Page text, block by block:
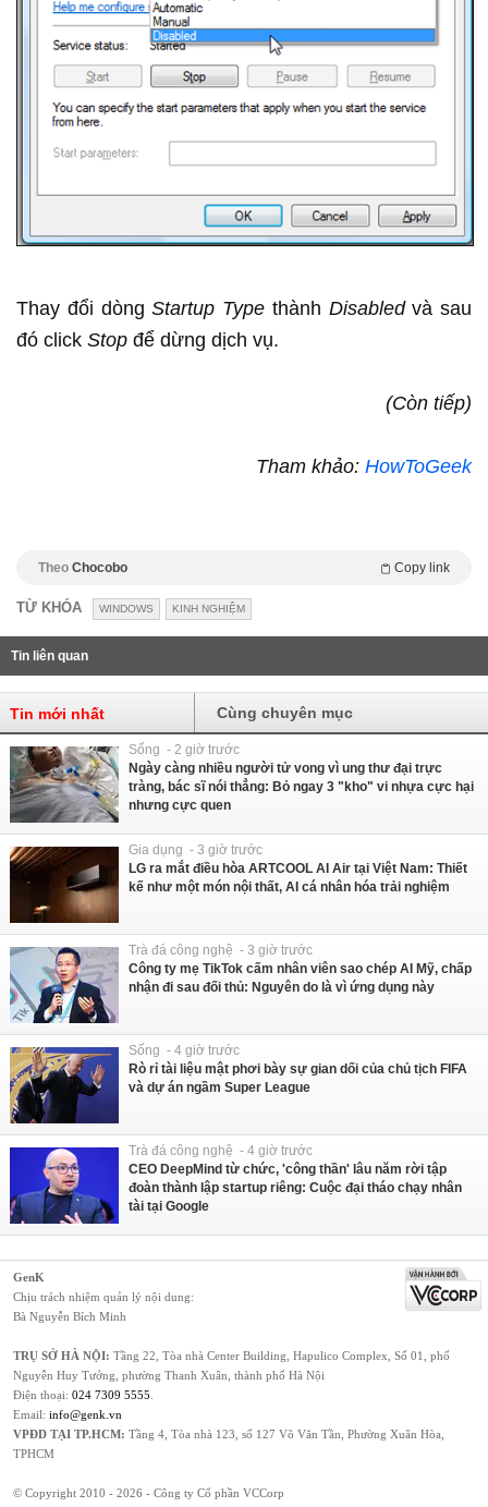
Thay đổi dòngStartup Type thành Disabledvà sau
đó click Stop để dừng dịch vụ.
(Còn tiếp)
Tham khảo: HowToGeek
Theo Chocobo Copy link
TỪ KHÓA WINDOWS KINH NGHIỆM
Tin liên quan
Tin mới nhất Cùng chuyên mục
Sống - 2 giờ trước
Ngày càng nhiều người tử vong vì ung thư đại trực
tràng, bác sĩ nói thẳng: Bỏ ngay 3 "kho" vi nhựa cực hại
nhưng cực quen
Gia dụng - 3 giờ trước
LG ra mắt điều hòa ARTCOOL AI Air tại Việt Nam: Thiết
kế như một món nội thất, AI cá nhân hóa trải nghiệm
Trà đá công nghệ - 3 giờ trước
Công ty mẹ TikTok cấm nhân viên sao chép AI Mỹ, chấp
nhận đi sau đối thủ: Nguyên do là vì ứng dụng này
Sống - 4 giờ trước
Rò rỉ tài liệu mật phơi bày sự gian dối của chủ tịch FIFA
và dự án ngầm Super League
Trà đá công nghệ - 4 giờ trước
CEO DeepMind từ chức, 'công thần' lâu năm rời tập
đoàn thành lập startup riêng: Cuộc đại tháo chạy nhân
tài tại Google
GenK
Chịu trách nhiệm quản lý nội dung:
Bà Nguyễn Bích Minh
TRỤ SỞ HÀ NỘI: Tầng 22, Tòa nhà Center Building, Hapulico Complex, Số 01, phố
Nguyễn Huy Tưởng, phường Thanh Xuân, thành phố Hà Nội
Điện thoại: 024 7309 5555
Email: info@genk.vn
VPĐD TẠI TP.HCM: Tầng 4, Tòa nhà 123, số 127 Võ Văn Tần, Phường Xuân Hòa,
TPHCM
© Copyright 2010 - 2026 - Công ty Cổ phần VCCorp